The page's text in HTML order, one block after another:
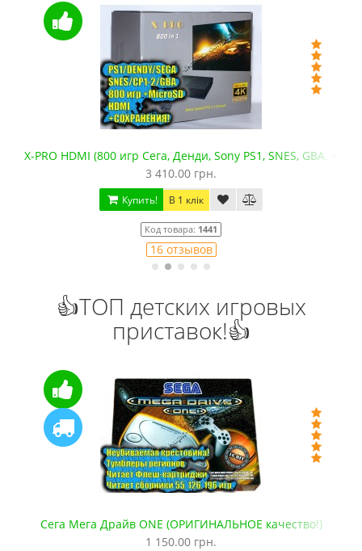
GBA. +microSD)Сега Мега Драйв 2 (ОРИГИНАЛЬНОЕ
1 250.00 грн.
Купить! В 1 клік
Код товара:
👍ТОП детских игровых
приставок!👍
Dendy Junior +500 игр (Заводской, с
1 080.00 грн.